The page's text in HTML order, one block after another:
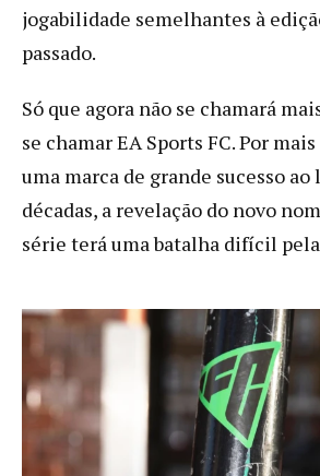
jogabilidade semelhantes à
passado.
Só que agora não se chamará
se chamar EA Sports FC. Por
uma marca de grande sucesso ao
décadas, a revelação do novo
série terá uma batalha difícil